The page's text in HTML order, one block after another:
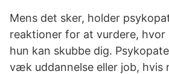
Mens det sker, holder
reaktioner for at vurdere, hvor
hun kan skubbe dig.
væk uddannelse eller job, hvis